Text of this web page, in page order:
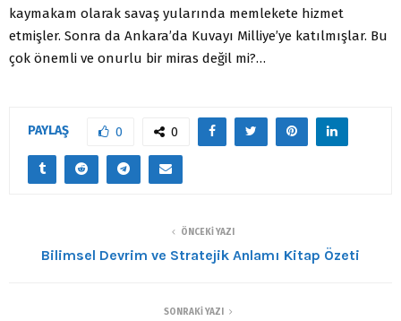
kaymakam olarak savaş yularında memlekete hizmet
etmişler. Sonra da Ankara’da Kuvayı Milliye’ye katılmışlar. Bu
çok önemli ve onurlu bir miras değil mi?…
PAYLAŞ 0 0
ÖNCEKI YAZI
Bilimsel Devrim ve Stratejik Anlamı Kitap Özeti
SONRAKI YAZI